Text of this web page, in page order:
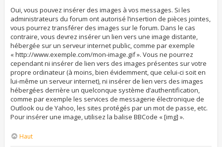
Oui, vous pouvez insérer des images à vos messages. Si les
administrateurs du forum ont autorisé l’insertion de pièces jointes,
vous pourrez transférer des images sur le forum. Dans le cas
contraire, vous devrez insérer un lien vers une image distante,
hébergée sur un serveur internet public, comme par exemple
« http://www.exemple.com/mon-image.gif ». Vous ne pourrez
cependant ni insérer de lien vers des images présentes sur votre
propre ordinateur (à moins, bien évidemment, que celui-ci soit en
lui-même un serveur internet), ni insérer de lien vers des images
hébergées derrière un quelconque système d’authentification,
comme par exemple les services de messagerie électronique de
Outlook ou de Yahoo, les sites protégés par un mot de passe, etc.
Pour insérer une image, utilisez la balise BBCode « [img] ».
Haut